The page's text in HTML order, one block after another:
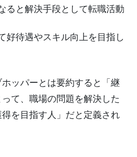
ると解決手段として転職活動
好待遇やスキル向上を目指し
ッパーとは要約すると「継
て、職場の問題を解決した
を目指す人」だと定義され